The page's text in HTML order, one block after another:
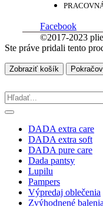
Facebook
©2017-2023
Ste práve pridali tento
Zobraziť košík
DADA extra care
DADA extra soft
DADA pure care
Dada pantsy
Lupilu
Pampers
Výpredaj oblečenia
Zvýhodnené balenia